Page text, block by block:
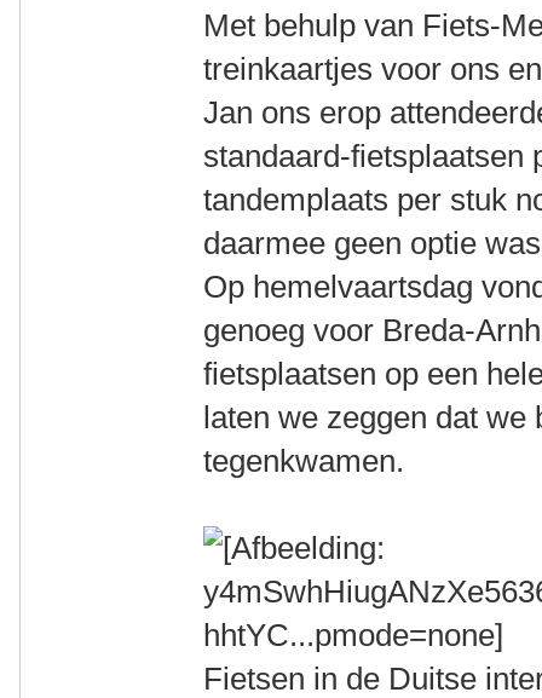
Met behulp van Fiets-
treinkaartjes voor ons
Jan ons erop
standaard-fietsplaatsen
tandemplaats per stuk
daarmee geen optie
Op hemelvaartsdag
genoeg voor Breda-
fietsplaatsen op een
laten we zeggen dat
tegenkwamen.
Fietsen in de Duitse